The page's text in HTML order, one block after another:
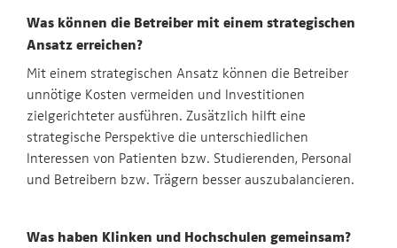
Was können die Betreiber mit einem strategischen
Ansatz erreichen?
Mit einem strategischen Ansatz können die Betreiber
unnötige Kosten vermeiden und Investitionen
zielgerichteter ausführen. Zusätzlich hilft eine
strategische Perspektive die unterschiedlichen
Interessen von Patienten bzw. Studierenden, Personal
und Betreibern bzw. Trägern besser auszubalancieren.
Was haben Klinken und Hochschulen gemeinsam?